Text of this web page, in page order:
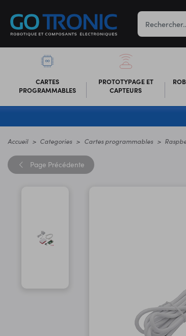
CARTES
PROGRAMMABLES
PROTOTYPAGE ET
CAPTEURS
Accueil Categories Cartes programmables
Page Précédente